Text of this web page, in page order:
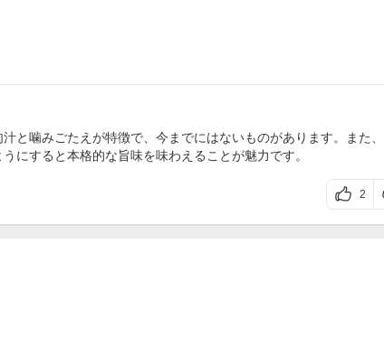
と噛みごたえが特徴で、今までにはないものがあります。また
にすると本格的な旨味を味わえることが魅力です。
2